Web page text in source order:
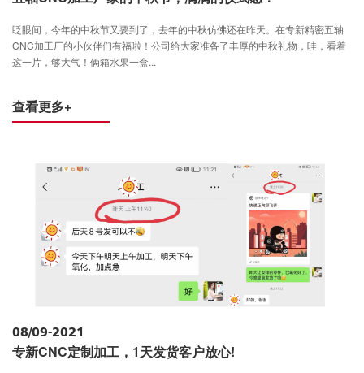
眨眼间，今年的中秋节又要到了，去年的中秋仿佛还在昨天。在专新精密五轴
CNC加工厂的小伙伴们有福啦！公司给大家准备了丰厚的中秋礼物，哇，看着
这一片，够大气！俩箱水果一盒...
查看更多+
08/09-2021
专新CNC定制加工，1天发货客户放心!